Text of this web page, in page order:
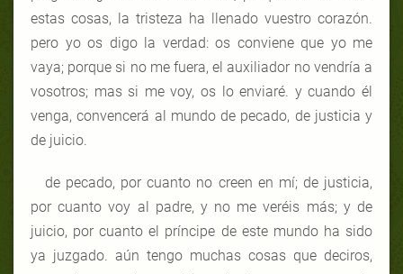
estas cosas, la tristeza ha llenado vuestro corazón.
pero yo os digo la verdad: os conviene que yo me
vaya; porque si no me fuera, el auxiliador no vendría a
vosotros; mas si me voy, os lo enviaré. y cuando él
venga, convencerá al mundo de pecado, de justicia y
de juicio.
de pecado, por cuanto no creen en mí; de justicia,
por cuanto voy al padre, y no me veréis más; y de
juicio, por cuanto el príncipe de este mundo ha sido
ya juzgado. aún tengo muchas cosas que deciros,